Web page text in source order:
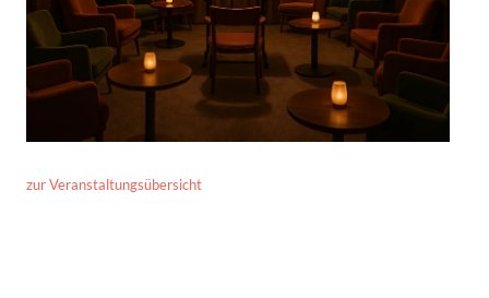
zur Veranstaltungsübersicht